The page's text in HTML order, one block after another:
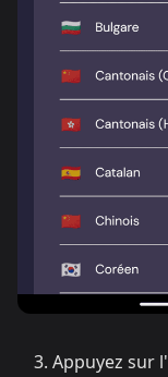
Appuyez sur l'